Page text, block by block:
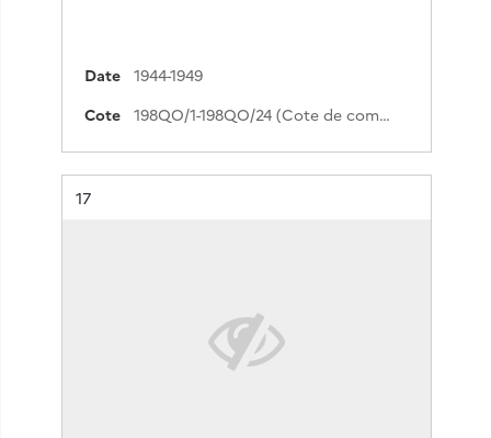
Date
1944-1949
Cote
198QO/1-198QO/24 (Cote de commande)
Résultat n°
17